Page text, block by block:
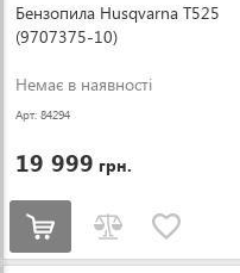
Бензопила Husqvarna T525
(9707375-10)
Немає в наявності
Арт: 84294
19 999 грн.